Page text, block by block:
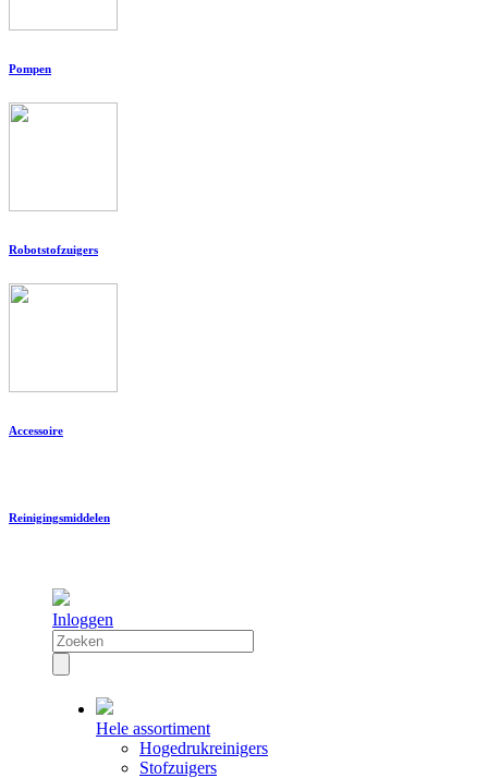
Pompen
Robotstofzuigers
Accessoire
Reinigingsmiddelen
Inloggen
Hele assortiment
Hogedrukreinigers
Stofzuigers